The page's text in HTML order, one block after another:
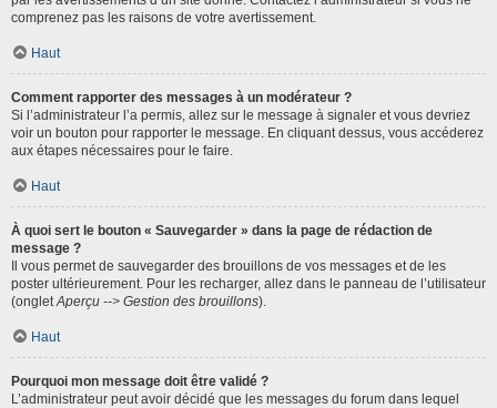
comprenez pas les raisons de votre avertissement.
Haut
Comment rapporter des messages à un modérateur ?
Si l’administrateur l’a permis, allez sur le message à signaler et vous devriez
voir un bouton pour rapporter le message. En cliquant dessus, vous accéderez
aux étapes nécessaires pour le faire.
Haut
À quoi sert le bouton « Sauvegarder » dans la page de rédaction de
message ?
Il vous permet de sauvegarder des brouillons de vos messages et de les
poster ultérieurement. Pour les recharger, allez dans le panneau de l’utilisateur
(ongletAperçu --> Gestion des brouillons).
Haut
Pourquoi mon message doit être validé ?
L’administrateur peut avoir décidé que les messages du forum dans lequel